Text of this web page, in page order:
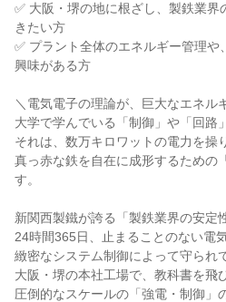
✅ 大阪・堺の地に根ざし、製鉄業
きたい方
✅ プラント全体のエネルギー管理や
興味がある方
＼電気電子の理論が、巨大なエネル
大学で学んでいる「制御」や「回路
それは、数万キロワットの電力を操
真っ赤な鉄を自在に成形するための
す。
新関西製鐵が誇る「製鉄業界の安定
24時間365日、止まることのない電
緻密なシステム制御によって守られ
大阪・堺の本社工場で、教科書を飛
圧倒的なスケールの「強電・制御」